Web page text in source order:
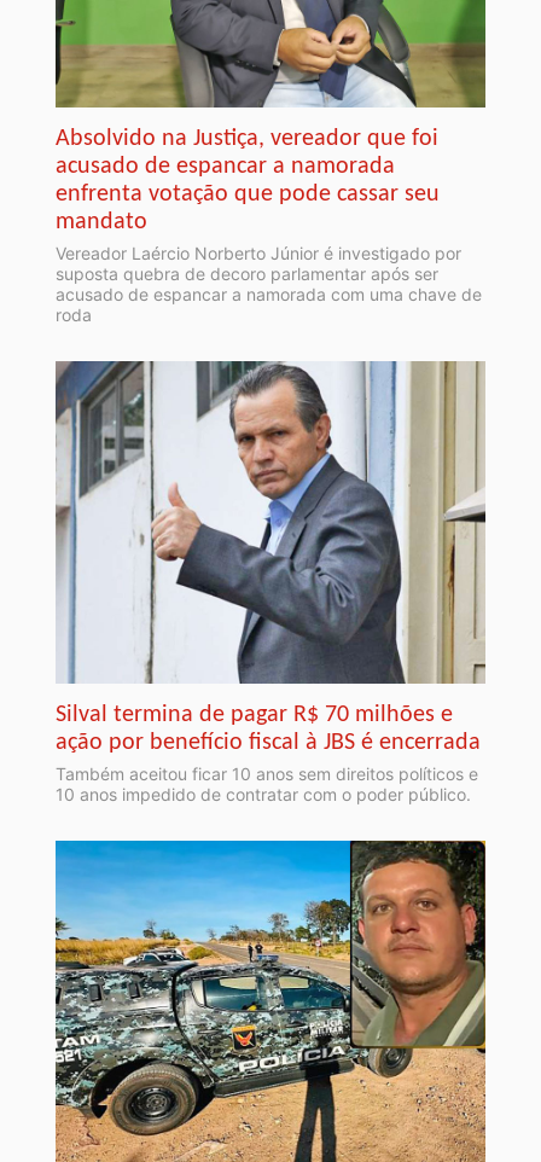
Absolvido na Justiça, vereador que foi
acusado de espancar a namorada
enfrenta votação que pode cassar seu
mandato
Vereador Laércio Norberto Júnior é investigado por
suposta quebra de decoro parlamentar após ser
acusado de espancar a namorada com uma chave de
roda
Silval termina de pagar R$ 70 milhões e
ação por benefício fiscal à JBS é encerrada
Também aceitou ficar 10 anos sem direitos políticos e
10 anos impedido de contratar com o poder público.